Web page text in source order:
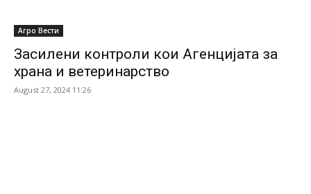
Агро Вести
Засилени контроли кои Агенцијата за
храна и ветеринарство
August 27, 2024 11:26